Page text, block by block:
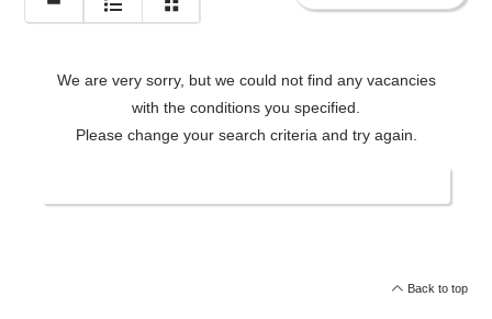
We are very sorry, but we could not find any vacancies
with the conditions you specified.
Please change your search criteria and try again.
Back to top